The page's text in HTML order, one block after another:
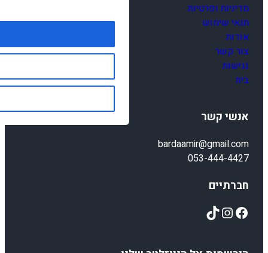
מדיניות ופרטיות
תנאי שימוש
אודות
צור קשר
נגישות
בית
אנשי קשר
bardaamir@gmail.com
053-444-4427
חברתיים
Facebook
Instagram
TikTok